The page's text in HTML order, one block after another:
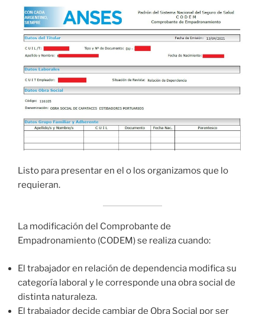
Listo para presentar en el o los organizamos que lo
requieran.
La modificación del Comprobante de
Empadronamiento (CODEM) se realiza cuando:
El trabajador en relación de dependencia modifica su
categoría laboral y le corresponde una obra social de
distinta naturaleza.
El trabajador decide cambiar de Obra Social por ser